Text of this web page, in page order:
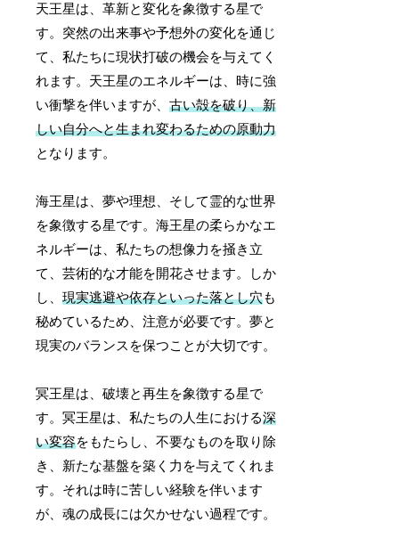
天王星は、革新と変化を象徴する星で
す。突然の出来事や予想外の変化を通じ
て、私たちに現状打破の機会を与えてく
れます。天王星のエネルギーは、時に強
い衝撃を伴いますが、古い殻を破り、新
しい自分へと生まれ変わるための原動力
となります。
海王星は、夢や理想、そして霊的な世界
を象徴する星です。海王星の柔らかなエ
ネルギーは、私たちの想像力を掻き立
て、芸術的な才能を開花させます。しか
し、現実逃避や依存といった落とし穴も
秘めているため、注意が必要です。夢と
現実のバランスを保つことが大切です。
冥王星は、破壊と再生を象徴する星で
す。冥王星は、私たちの人生における深
い変容をもたらし、不要なものを取り除
き、新たな基盤を築く力を与えてくれま
す。それは時に苦しい経験を伴います
が、魂の成長には欠かせない過程です。